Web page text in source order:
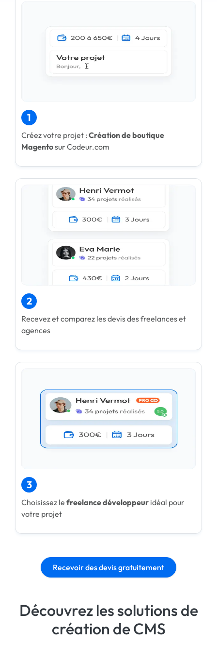
1
Créez votre projet : Création de boutique
Magentosur Codeur.com
2
Recevez et comparez les devis des freelances et
agences
3
Choisissez le freelance développeur idéal pour
votre projet
Recevoir des devis gratuitement
Découvrez les solutions de
création de CMS